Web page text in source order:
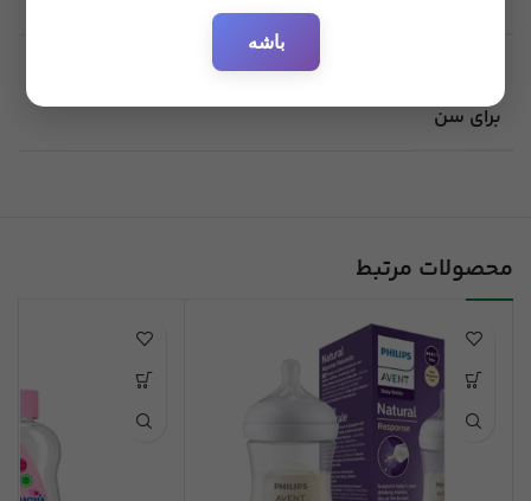
استفاده
برای سن
محصولات مرتبط
باشه